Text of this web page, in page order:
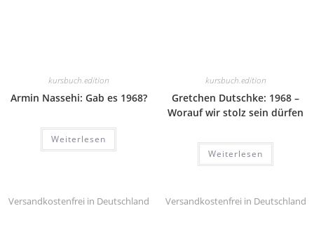
kursbuch.edition
Armin Nassehi: Gab es 1968?
Weiterlesen
kursbuch.edition
Gretchen Dutschke: 1968 –
Worauf wir stolz sein dürfen
Weiterlesen
Versandkostenfrei in Deutschland Versandkostenfrei in Deutschland